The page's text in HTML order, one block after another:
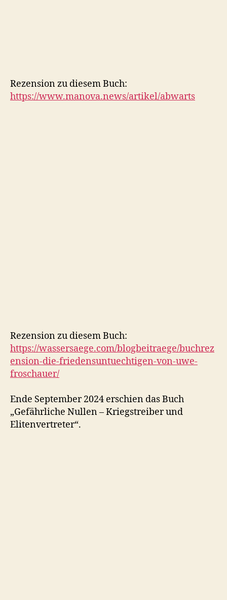
Rezension zu diesem Buch:
https://www.manova.news/artikel/abwarts
Rezension zu diesem Buch:
https://wassersaege.com/blogbeitraege/buchrez
ension-die-friedensuntuechtigen-von-uwe-
froschauer/
Ende September 2024 erschien das Buch
„Gefährliche Nullen – Kriegstreiber und
Elitenvertreter“.